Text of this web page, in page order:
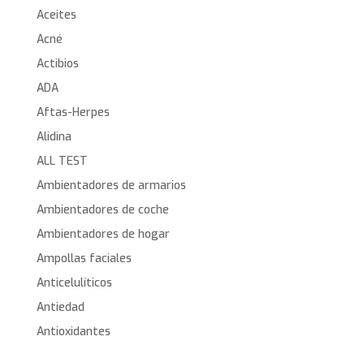
Aceites
Acné
Actibios
ADA
Aftas-Herpes
Alidina
ALL TEST
Ambientadores de armarios
Ambientadores de coche
Ambientadores de hogar
Ampollas faciales
Anticelulíticos
Antiedad
Antioxidantes